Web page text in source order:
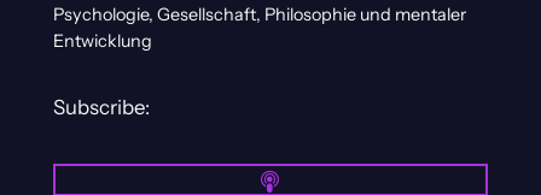
Psychologie, Gesellschaft, Philosophie und mentaler
Entwicklung
Subscribe: